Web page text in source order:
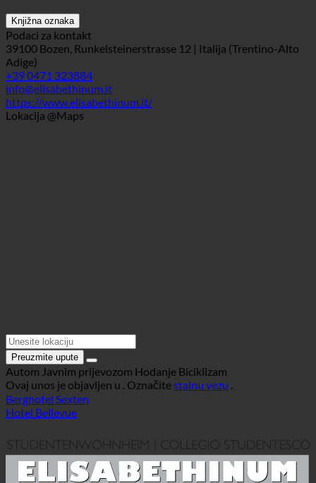
Knjižna oznaka
Podaci za kontakt
39100 Bozen, Runkelsteinerstrasse 12 | Italija (Trentino-Alto
Adige)
+39 0471 323884
info@elisabethinum.it
https://www.elisabethinum.it/
Preuzmite upute
AutomJavnim prijevozomHodanjeBiciklizam
Ovaj unos je objavljen u . Označite
Berghotel Sexten